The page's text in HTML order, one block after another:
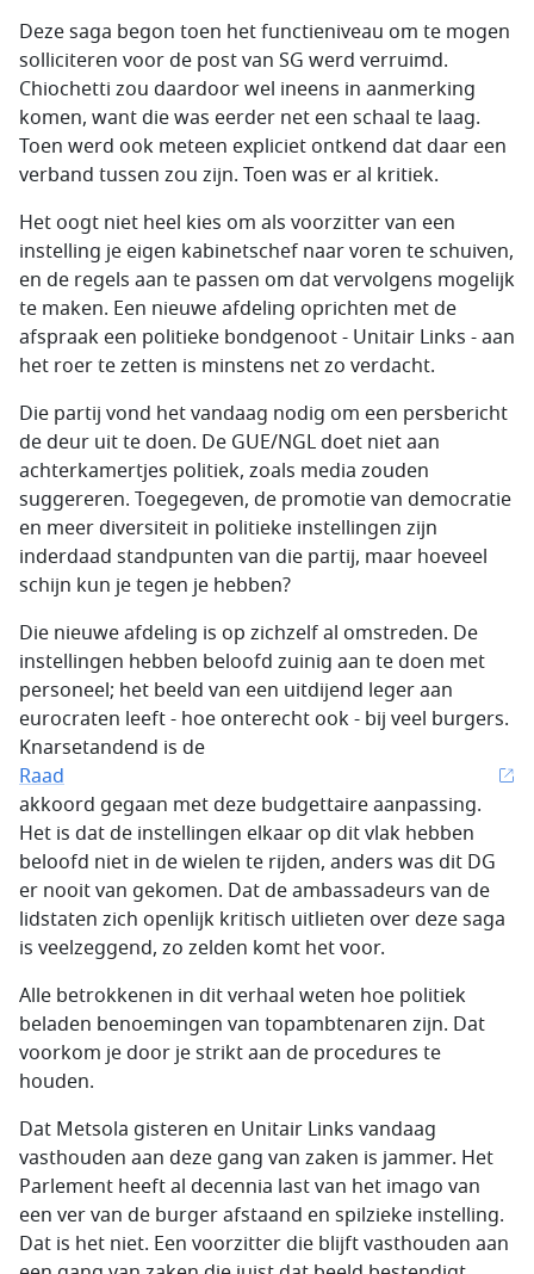
Deze saga begon toen het functieniveau om te mogen
solliciteren voor de post van SG werd verruimd.
Chiochetti zou daardoor wel ineens in aanmerking
komen, want die was eerder net een schaal te laag.
Toen werd ook meteen expliciet ontkend dat daar een
verband tussen zou zijn. Toen was er al kritiek.
Het oogt niet heel kies om als voorzitter van een
instelling je eigen kabinetschef naar voren te schuiven,
en de regels aan te passen om dat vervolgens mogelijk
te maken. Een nieuwe afdeling oprichten met de
afspraak een politieke bondgenoot - Unitair Links - aan
het roer te zetten is minstens net zo verdacht.
Die partij vond het vandaag nodig om een persbericht
de deur uit te doen. De GUE/NGL doet niet aan
achterkamertjes politiek, zoals media zouden
suggereren. Toegegeven, de promotie van democratie
en meer diversiteit in politieke instellingen zijn
inderdaad standpunten van die partij, maar hoeveel
schijn kun je tegen je hebben?
Die nieuwe afdeling is op zichzelf al omstreden. De
instellingen hebben beloofd zuinig aan te doen met
personeel; het beeld van een uitdijend leger aan
eurocraten leeft - hoe onterecht ook - bij veel burgers.
Knarsetandend is de
Raad
akkoord gegaan met deze budgettaire aanpassing.
Het is dat de instellingen elkaar op dit vlak hebben
beloofd niet in de wielen te rijden, anders was dit DG
er nooit van gekomen. Dat de ambassadeurs van de
lidstaten zich openlijk kritisch uitlieten over deze saga
is veelzeggend, zo zelden komt het voor.
Alle betrokkenen in dit verhaal weten hoe politiek
beladen benoemingen van topambtenaren zijn. Dat
voorkom je door je strikt aan de procedures te
houden.
Dat Metsola gisteren en Unitair Links vandaag
vasthouden aan deze gang van zaken is jammer. Het
Parlement heeft al decennia last van het imago van
een ver van de burger afstaand en spilzieke instelling.
Dat is het niet. Een voorzitter die blijft vasthouden aan